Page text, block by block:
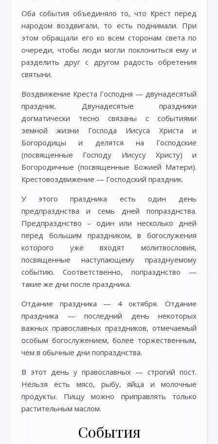
Оба события объединяло то, что Крест перед
народом воздвигали, то есть поднимали. При
этом обращали его ко всем сторонам света по
очереди, чтобы люди могли поклониться ему и
разделить друг с другом радость обретения
святыни.
Воздвижение Креста Господня — двунадесятый
праздник. Двунадесятые праздники
догматически тесно связаны с событиями
земной жизни Господа Иисуса Христа и
Богородицы и делятся на Господские
(посвященные Господу Иисусу Христу) и
Богородичные (посвященные Божией Матери).
Крестовоздвижение — Господский праздник.
У этого праздника есть один день
предпразднства и семь дней попразднства.
Предпразднство – один или несколько дней
перед большим праздником, в богослужения
которого уже входят молитвословия,
посвященные наступающему празднуемому
событию. Соответственно, попразднство —
такие же дни после праздника.
Отдание праздника — 4 октября. Отдание
праздника — последний день некоторых
важных православных праздников, отмечаемый
особым богослужением, более торжественным,
чем в обычные дни попразднства.
В этот день у православных — строгий пост.
Нельзя есть мясо, рыбу, яйца и молочные
продукты. Пищу можно приправлять только
растительным маслом.
События